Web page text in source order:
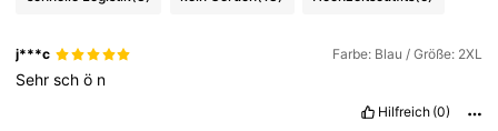
j***c Farbe: Blau / Größe: 2XL
Sehrschö n
Hilfreich (0)